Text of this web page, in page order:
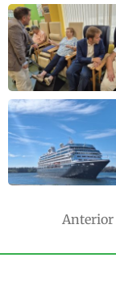
Anterior